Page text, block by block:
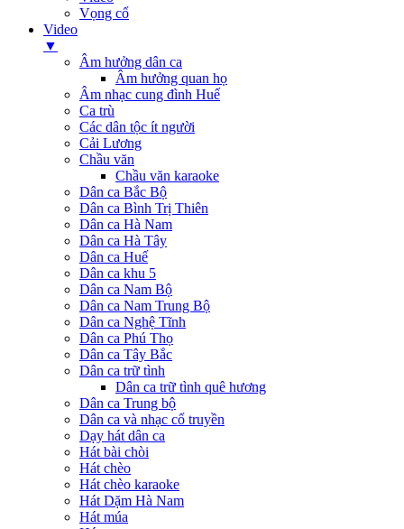
Vọng cổ
Video
▼
Âm hưởng dân ca
Âm hưởng quan họ
Âm nhạc cung đình Huế
Ca trù
Các dân tộc ít người
Cải Lương
Chầu văn
Chầu văn karaoke
Dân ca Bắc Bộ
Dân ca Bình Trị Thiên
Dân ca Hà Nam
Dân ca Hà Tây
Dân ca Huế
Dân ca khu 5
Dân ca Nam Bộ
Dân ca Nam Trung Bộ
Dân ca Nghệ Tĩnh
Dân ca Phú Thọ
Dân ca Tây Bắc
Dân ca trữ tình
Dân ca trữ tình quê hương
Dân ca Trung bộ
Dân ca và nhạc cổ truyền
Dạy hát dân ca
Hát bài chòi
Hát chèo
Hát chèo karaoke
Hát Dặm Hà Nam
Hát múa